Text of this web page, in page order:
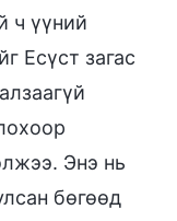
ч үүний
Есүст загас
Энэ нь
бөгөөд